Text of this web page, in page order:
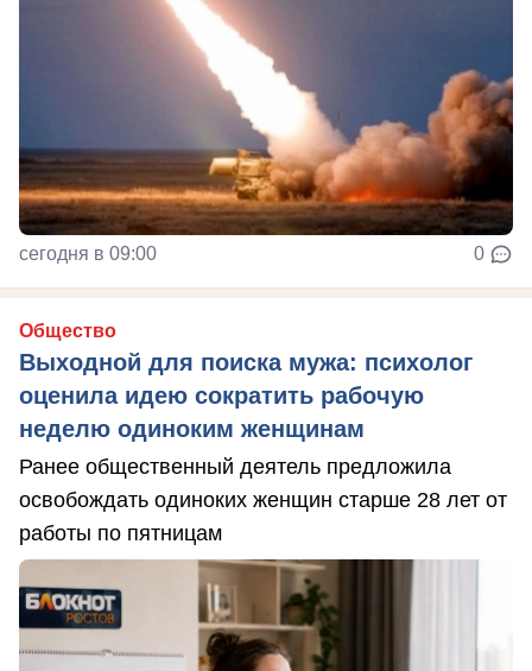
сегодня в 09:00 0
Общество
Выходной для поиска мужа: психолог
оценила идею сократить рабочую
неделю одиноким женщинам
Ранее общественный деятель предложила
освобождать одиноких женщин старше 28 лет от
работы по пятницам